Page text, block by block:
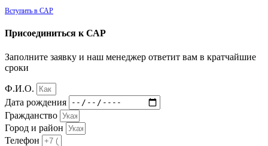
Вступить в САР
Присоединиться к САР
Заполните заявку и наш менеджер ответит вам в кратчайшие
сроки
Ф.И.О.
Дата рождения
Гражданство
Город и район
Телефон